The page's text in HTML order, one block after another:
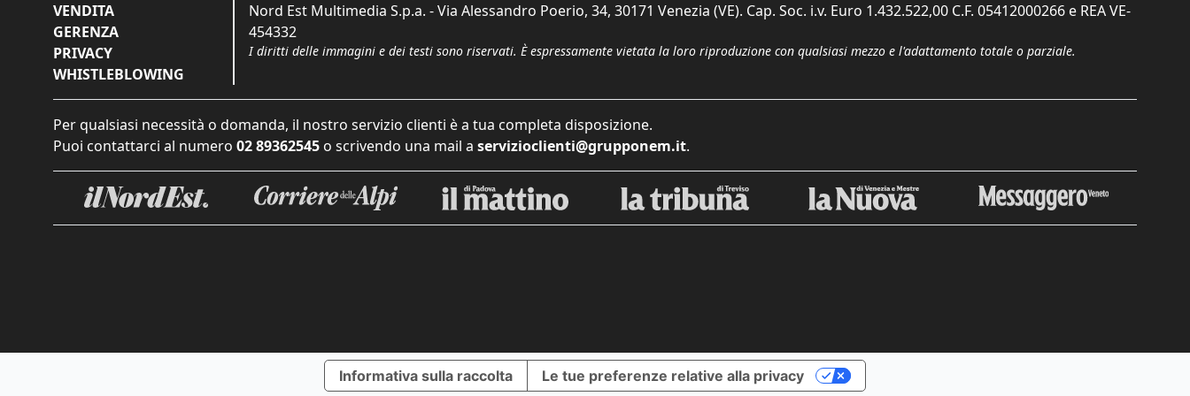
VENDITA
GERENZA
PRIVACY
WHISTLEBLOWING
Nord Est Multimedia S.p.a. - Via Alessandro Poerio, 34, 30171 Venezia (VE). Cap. Soc. i.v. Euro 1.432.522,00 C.F. 05412000266 e REA VE-
454332
I diritti delle immagini e dei testi sono riservati. È espressamente vietata la loro riproduzione con qualsiasi mezzo e l'adattamento totale o parziale.
Per qualsiasi necessità o domanda, il nostro servizio clienti è a tua completa disposizione.
Puoi contattarci al numero 02 89362545 o scrivendo una mail a servizioclienti@grupponem.it.
Informativa sulla raccolta Le tue preferenze relative alla privacy